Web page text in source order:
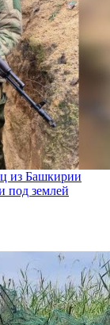
из Башкирии
под землей